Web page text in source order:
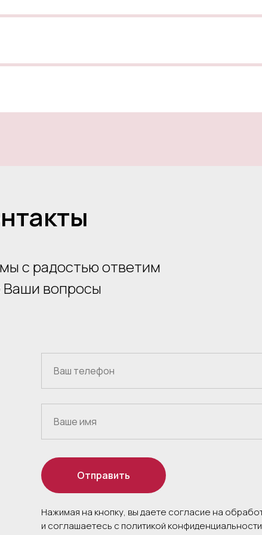
с радостью ответим
Ваши вопросы
Отправить
Нажимая на кнопку, вы даете согласие на
и соглашаетесь c политикой конфиденциальности